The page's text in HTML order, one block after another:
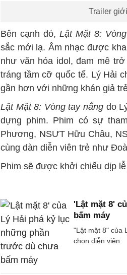
Trailer
Bên cạnh đó, Lật Mặt 8:
sắc mới lạ. Âm nhạc được
như văn hóa idol, đam mê
tráng tầm cỡ quốc tế. Lý Hải
gần hơn với những khán giả
Lật Mặt 8: Vòng tay nắng do
dựng phim. Phim có sự
Phương, NSƯT Hữu Châu,
cùng dàn diễn viên trẻ như
Phim sẽ được khởi chiếu dịp
'Lật mặt 8'
bấm máy
"Lật mặt 8" của
chọn diễn viên.